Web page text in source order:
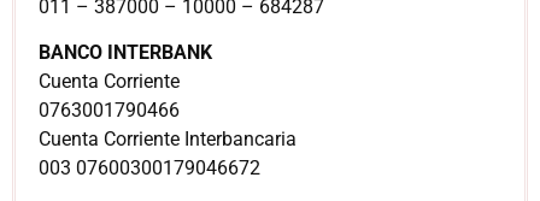
011 – 387000 – 10000 – 684287
BANCO INTERBANK
Cuenta Corriente
0763001790466
Cuenta Corriente Interbancaria
003 07600300179046672